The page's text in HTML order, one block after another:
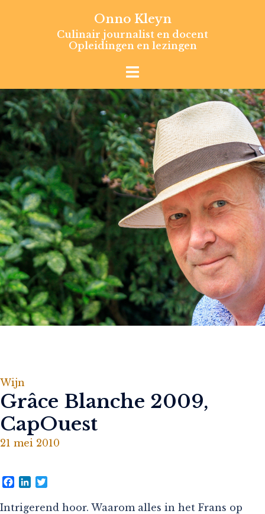
Onno Kleyn
Culinair journalist en docent
Opleidingen en lezingen
Wijn
Grâce Blanche 2009,
CapOuest
21 mei 2010
Facebook
LinkedIn
Intrigerend hoor. Waarom alles in het Frans op